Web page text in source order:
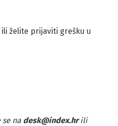
želite prijaviti grešku u
se na desk@index.hrili